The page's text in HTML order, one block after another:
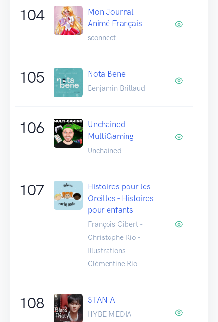
104
Mon Journal
Animé Français
sconnect
105 Nota Bene
Benjamin Brillaud
106
Unchained
MultiGaming
Unchained
107
Histoires pour les
Oreilles - Histoires
pour enfants
François Gibert -
Christophe Rio -
Illustrations
Clémentine Rio
108 STAN:A
HYBE MEDIA